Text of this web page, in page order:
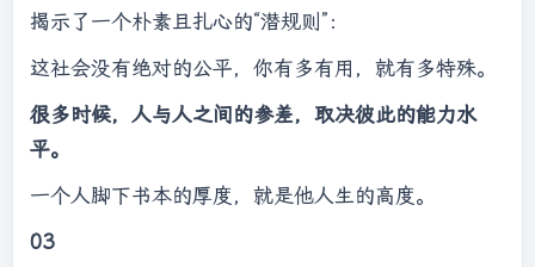
揭示了一个朴素且扎心的“潜规则”：
这社会没有绝对的公平，你有多有用，就有多特殊。
很多时候，人与人之间的参差，取决彼此的能力水
平。
一个人脚下书本的厚度，就是他人生的高度。
03